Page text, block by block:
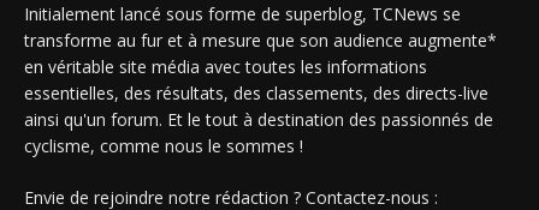
Initialement lancé sous forme de superblog, TCNews se
transforme au fur et à mesure que son audience augmente*
en véritable site média avec toutes les informations
essentielles, des résultats, des classements, des directs-live
ainsi qu'un forum. Et le tout à destination des passionnés de
cyclisme, comme nous le sommes !
Envie de rejoindre notre rédaction ? Contactez-nous :